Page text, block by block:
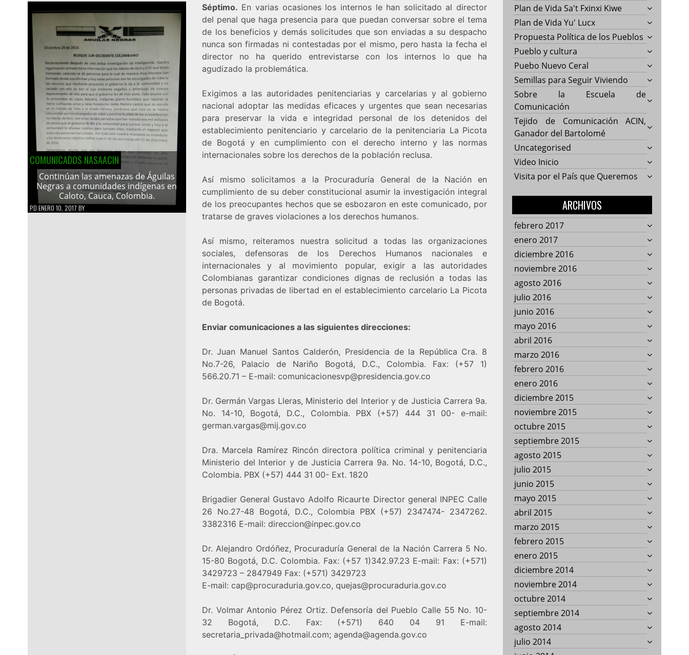
COMUNICADOS NASAACIN
Continúan las amenazas de Águilas
Negras a comunidades indígenas en
Caloto, Cauca, Colombia.
PD ENERO 10, 2017 BY
Séptimo. En varias ocasiones los internos le han solicitado al director
del penal que haga presencia para que puedan conversar sobre el tema
de los beneficios y demás solicitudes que son enviadas a su despacho
nunca son firmadas ni contestadas por el mismo, pero hasta la fecha el
director no ha querido entrevistarse con los internos lo que ha
agudizado la problemática.
Exigimos a las autoridades penitenciarias y carcelarias y al gobierno
nacional adoptar las medidas eficaces y urgentes que sean necesarias
para preservar la vida e integridad personal de los detenidos del
establecimiento penitenciario y carcelario de la penitenciaria La Picota
de Bogotá y en cumplimiento con el derecho interno y las normas
internacionales sobre los derechos de la población reclusa.
Así mismo solicitamos a la Procuraduría General de la Nación en
cumplimiento de su deber constitucional asumir la investigación integral
de los preocupantes hechos que se esbozaron en este comunicado, por
tratarse de graves violaciones a los derechos humanos.
Así mismo, reiteramos nuestra solicitud a todas las organizaciones
sociales, defensoras de los Derechos Humanos nacionales e
internacionales y al movimiento popular, exigir a las autoridades
Colombianas garantizar condiciones dignas de reclusión a todas las
personas privadas de libertad en el establecimiento carcelario La Picota
de Bogotá.
Enviar comunicaciones a las siguientes direcciones:
Dr. Juan Manuel Santos Calderón, Presidencia de la República Cra. 8
No.7-26, Palacio de Nariño Bogotá, D.C., Colombia. Fax: (+57 1)
566.20.71 – E-mail: comunicacionesvp@presidencia.gov.co
Dr. Germán Vargas Lleras, Ministerio del Interior y de Justicia Carrera 9a.
No. 14-10, Bogotá, D.C., Colombia. PBX (+57) 444 31 00- e-mail:
german.vargas@mij.gov.co
Dra. Marcela Ramírez Rincón directora política criminal y penitenciaria
Ministerio del Interior y de Justicia Carrera 9a. No. 14-10, Bogotá, D.C.,
Colombia. PBX (+57) 444 31 00- Ext. 1820
Brigadier General Gustavo Adolfo Ricaurte Director general INPEC Calle
26 No.27-48 Bogotá, D.C., Colombia PBX (+57) 2347474- 2347262.
3382316 E-mail: direccion@inpec.gov.co
Dr. Alejandro Ordóñez, Procuraduría General de la Nación Carrera 5 No.
15-80 Bogotá, D.C. Colombia. Fax: (+57 1)342.97.23 E-mail: Fax: (+571)
3429723 – 2847949 Fax: (+571) 3429723
E-mail: cap@procuraduria.gov.co, quejas@procuraduria.gov.co
Dr. Volmar Antonio Pérez Ortiz. Defensoría del Pueblo Calle 55 No. 10-
32 Bogotá, D.C. Fax: (+571) 640 04 91 E-mail:
secretaria_privada@hotmail.com; agenda@agenda.gov.co
Plan de Vida Sa't Fxinxi Kiwe
Plan de Vida Yu' Lucx
Propuesta Política de los Pueblos
Pueblo y cultura
Puebo Nuevo Ceral
Semillas para Seguir Viviendo
Sobre la Escuela de
Comunicación
Tejido de Comunicación ACIN,
Ganador del Bartolomé
Uncategorised
Video Inicio
Visita por el País que Queremos
ARCHIVOS
febrero 2017
enero 2017
diciembre 2016
noviembre 2016
agosto 2016
julio 2016
junio 2016
mayo 2016
abril 2016
marzo 2016
febrero 2016
enero 2016
diciembre 2015
noviembre 2015
octubre 2015
septiembre 2015
agosto 2015
julio 2015
junio 2015
mayo 2015
abril 2015
marzo 2015
febrero 2015
enero 2015
diciembre 2014
noviembre 2014
octubre 2014
septiembre 2014
agosto 2014
julio 2014